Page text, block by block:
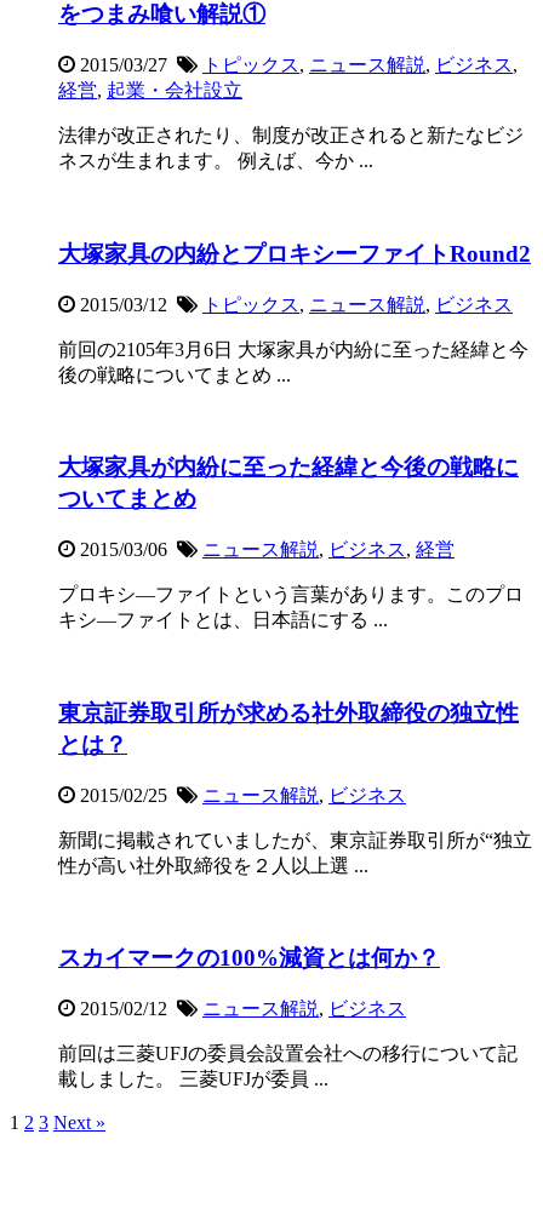
をつまみ喰い解説①
2015/03/27 トピックス, ニュース解説, ビジネス,
経営, 起業・会社設立
法律が改正されたり、制度が改正されると新たなビジ
ネスが生まれます。 例えば、今か ...
大塚家具の内紛とプロキシーファイトRound2
2015/03/12 トピックス, ニュース解説, ビジネス
前回の2105年3月6日 大塚家具が内紛に至った経緯と今
後の戦略についてまとめ ...
大塚家具が内紛に至った経緯と今後の戦略に
ついてまとめ
2015/03/06 ニュース解説, ビジネス, 経営
プロキシ―ファイトという言葉があります。このプロ
キシ―ファイトとは、日本語にする ...
東京証券取引所が求める社外取締役の独立性
とは？
2015/02/25 ニュース解説, ビジネス
新聞に掲載されていましたが、東京証券取引所が“独立
性が高い社外取締役を２人以上選 ...
スカイマークの100%減資とは何か？
2015/02/12 ニュース解説, ビジネス
前回は三菱UFJの委員会設置会社への移行について記
載しました。 三菱UFJが委員 ...
1 2 3 Next »